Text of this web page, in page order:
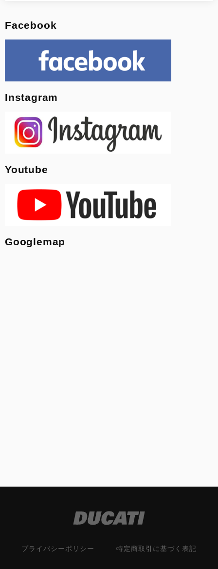
Facebook
Instagram
Youtube
Googlemap
プライバシーポリシー 特定商取引に基づく表記